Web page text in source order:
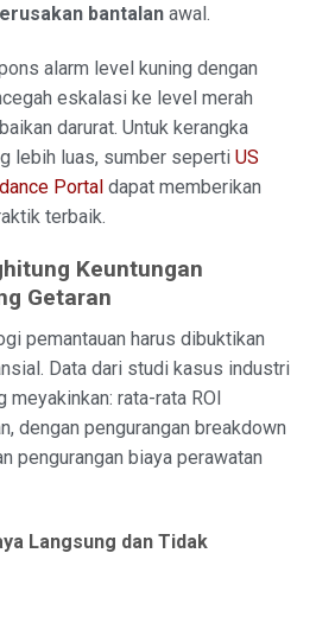
bantalan awal.
alarm level kuning dengan
eskalasi ke level merah
darurat. Untuk kerangka
lebih luas, sumber seperti US
Portal dapat memberikan
terbaik.
Keuntungan
Getaran
pemantauan harus dibuktikan
Data dari studi kasus industri
meyakinkan: rata-rata ROI
dengan pengurangan breakdown
pengurangan biaya perawatan
Langsung dan Tidak